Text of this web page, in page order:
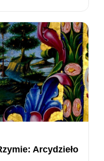
Arcydzieło